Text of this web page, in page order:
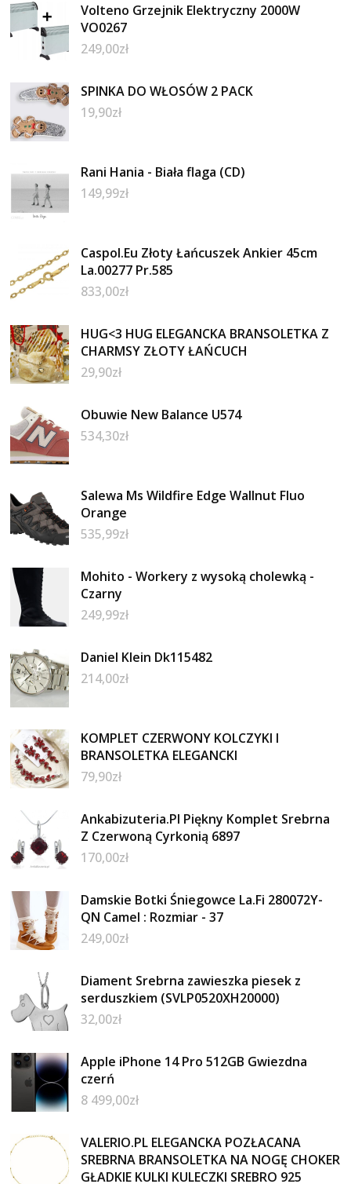
Volteno Grzejnik Elektryczny 2000W
VO0267
249,00zł
SPINKA DO WŁOSÓW 2 PACK
19,90zł
Rani Hania - Biała flaga (CD)
149,99zł
Caspol.Eu Złoty Łańcuszek Ankier 45cm
La.00277 Pr.585
833,00zł
HUG<3 HUG ELEGANCKA BRANSOLETKA Z
CHARMSY ZŁOTY ŁAŃCUCH
29,90zł
Obuwie New Balance U574
534,30zł
Salewa Ms Wildfire Edge Wallnut Fluo
Orange
535,99zł
Mohito - Workery z wysoką cholewką -
Czarny
249,99zł
Daniel Klein Dk115482
214,00zł
KOMPLET CZERWONY KOLCZYKI I
BRANSOLETKA ELEGANCKI
79,90zł
Ankabizuteria.Pl Piękny Komplet Srebrna
Z Czerwoną Cyrkonią 6897
170,00zł
Damskie Botki Śniegowce La.Fi 280072Y-
QN Camel : Rozmiar - 37
249,00zł
Diament Srebrna zawieszka piesek z
serduszkiem (SVLP0520XH20000)
32,00zł
Apple iPhone 14 Pro 512GB Gwiezdna
czerń
8 499,00zł
VALERIO.PL ELEGANCKA POZŁACANA
SREBRNA BRANSOLETKA NA NOGĘ CHOKER
GŁADKIE KULKI KULECZKI SREBRO 925